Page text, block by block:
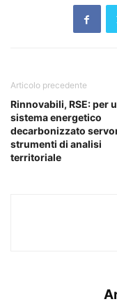
Articolo precedente
Rinnovabili, RSE: per
sistema energetico
decarbonizzato
strumenti di analisi
territoriale